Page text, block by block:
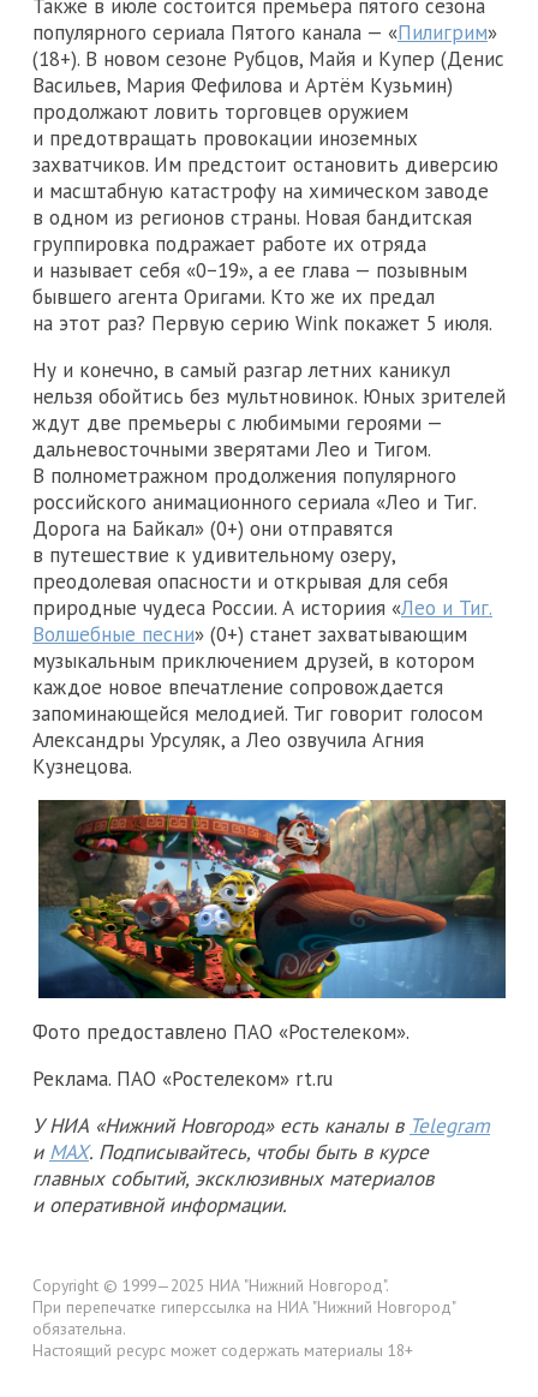
Также в июле состоится премьера пятого сезона
популярного сериала Пятого канала — «Пилигрим»
(18+). В новом сезоне Рубцов, Майя и Купер (Денис
Васильев, Мария Фефилова и Артём Кузьмин)
продолжают ловить торговцев оружием
и предотвращать провокации иноземных
захватчиков. Им предстоит остановить диверсию
и масштабную катастрофу на химическом заводе
в одном из регионов страны. Новая бандитская
группировка подражает работе их отряда
и называет себя «0−19», а ее глава — позывным
бывшего агента Оригами. Кто же их предал
на этот раз? Первую серию Wink покажет 5 июля.
Ну и конечно, в самый разгар летних каникул
нельзя обойтись без мультновинок. Юных зрителей
ждут две премьеры с любимыми героями —
дальневосточными зверятами Лео и Тигом.
В полнометражном продолжения популярного
российского анимационного сериала «Лео и Тиг.
Дорога на Байкал» (0+) они отправятся
в путешествие к удивительному озеру,
преодолевая опасности и открывая для себя
природные чудеса России. А историия «Лео и Тиг.
Волшебные песни» (0+) станет захватывающим
музыкальным приключением друзей, в котором
каждое новое впечатление сопровождается
запоминающейся мелодией. Тиг говорит голосом
Александры Урсуляк, а Лео озвучила Агния
Кузнецова.
Фото предоставлено ПАО «Ростелеком».
Реклама. ПАО «Ростелеком» rt.ru
У НИА «Нижний Новгород» есть каналы в Telegram
и MAX. Подписывайтесь, чтобы быть в курсе
главных событий, эксклюзивных материалов
и оперативной информации.
Copyright © 1999—2025 НИА "Нижний Новгород".
При перепечатке гиперссылка на НИА "Нижний Новгород"
обязательна.
Настоящий ресурс может содержать материалы 18+